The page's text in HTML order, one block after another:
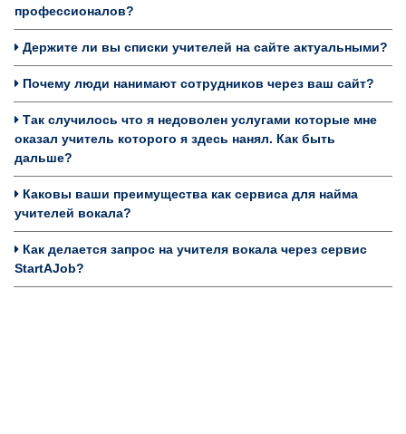
профессионалов?
Держите ли вы списки учителей на сайте актуальными?
Почему люди нанимают сотрудников через ваш сайт?
Так случилось что я недоволен услугами которые мне
оказал учитель которого я здесь нанял. Как быть
дальше?
Каковы ваши преимущества как сервиса для найма
учителей вокала?
Как делается запрос на учителя вокала через сервис
StartAJob?